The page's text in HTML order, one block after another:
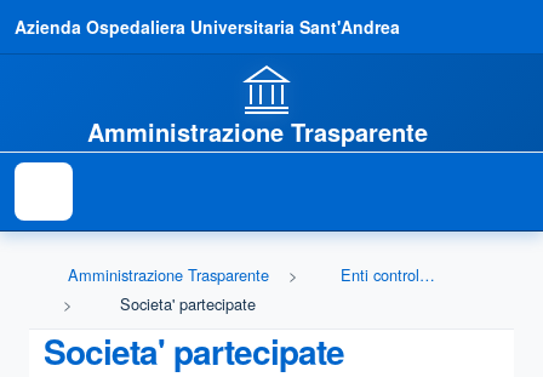
Azienda Ospedaliera Universitaria Sant'Andrea
Amministrazione Trasparente
Amministrazione Trasparente
Enti controllati
Societa' partecipate
Societa' partecipate